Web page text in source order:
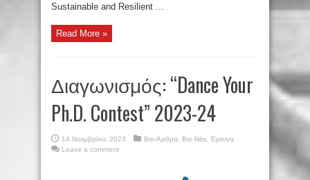
Sustainable and Resilient ...
Read More »
Διαγωνισμός: “Dance Your
Ph.D. Contest” 2023-24
14 Νοεμβρίου, 2023 Βιο-Άρθρα Βιο-Νέα Έρευνα
Leave a comment